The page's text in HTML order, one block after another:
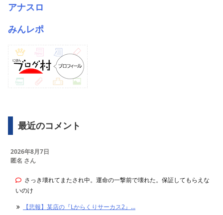
アナスロ
みんレポ
最近のコメント
2026年8月7日
匿名 さん
さっき壊れてまたされ中。運命の一撃前で壊れた。保証してもらえな
いのけ
【悲報】某店の『Lからくりサーカス2』...